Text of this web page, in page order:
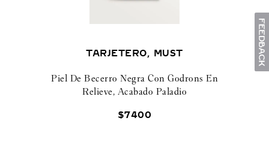
TARJETERO, MUST
Piel De Becerro Negra Con Godrons En
Relieve, Acabado Paladio
$7400